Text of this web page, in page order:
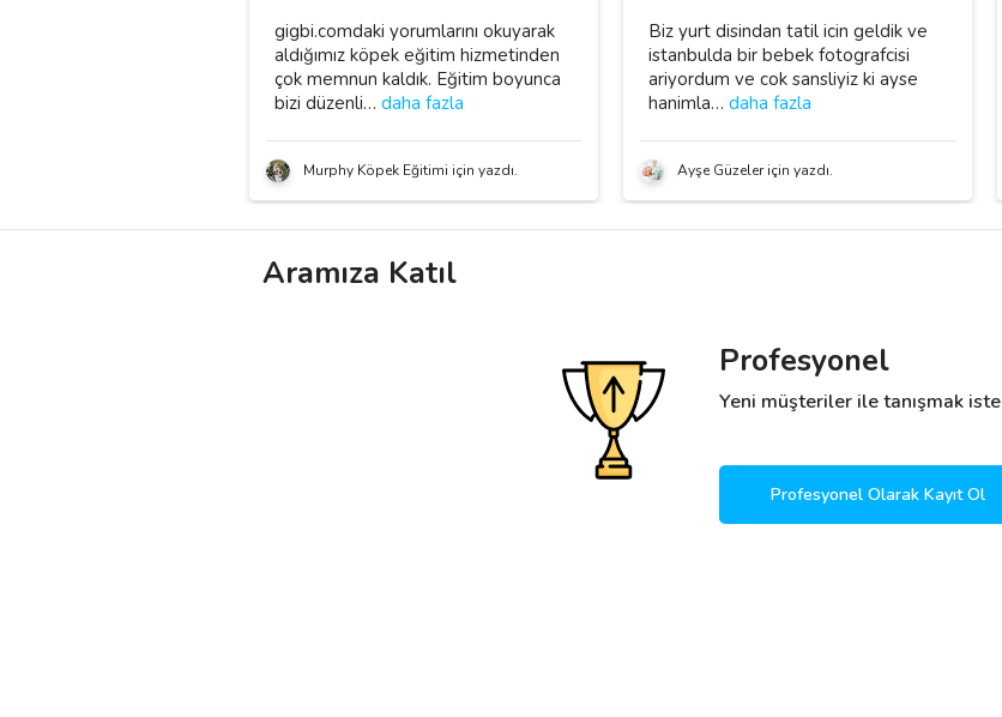
gigbi.comdaki yorumlarını okuyarak
aldığımız köpek eğitim hizmetinden
çok memnun kaldık. Eğitim boyunca
bizi düzenli… daha fazla
Murphy Köpek Eğitimi için yazdı.
Biz yurt disindan tatil icin geldik ve
istanbulda bir bebek fotografcisi
ariyordum ve cok sansliyiz ki ayse
hanimla… daha fazla
Ayşe Güzeler için yazdı.
Aramıza Katıl
Profesyonel
Yeni müşteriler ile tanışmak
Profesyonel Olarak Kayıt Ol